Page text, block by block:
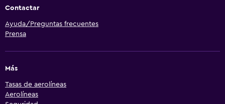
Contactar
Ayuda/Preguntas frecuentes
Prensa
Más
Tasas de aerolíneas
Aerolíneas